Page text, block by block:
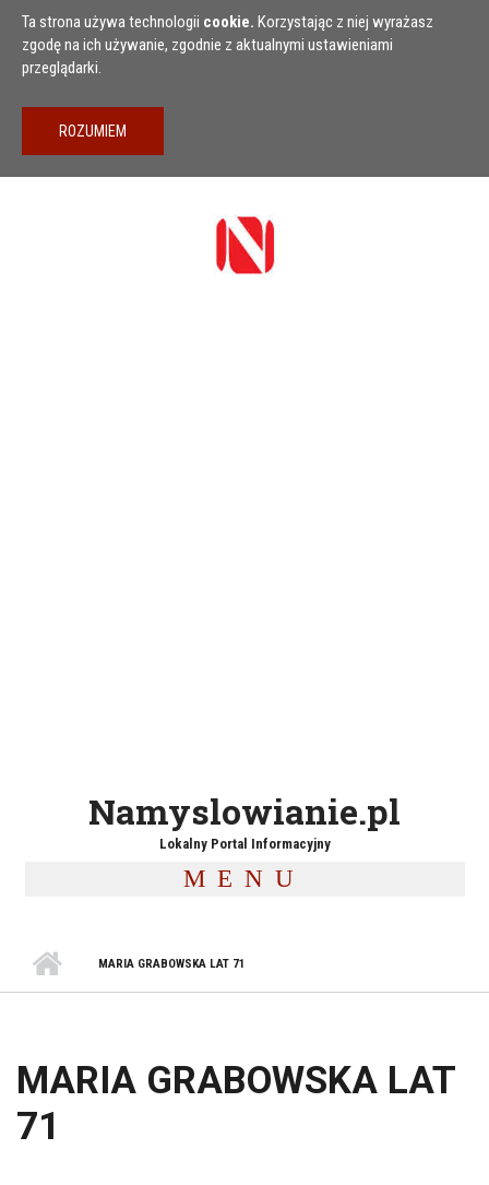
Przejdź do treści
Ta strona używa technologii cookie. Korzystając z niej wyrażasz
zgodę na ich używanie, zgodnie z aktualnymi ustawieniami
przeglądarki.
Namyslowianie.pl
Lokalny Portal Informacyjny
MENU
MARIA GRABOWSKA LAT 71
MARIA GRABOWSKA LAT
71